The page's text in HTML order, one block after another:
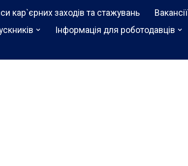
кар`єрних заходів та стажувань
Вакансії
Інформація для роботодавців